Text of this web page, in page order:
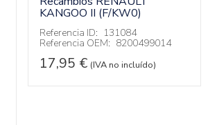
KANGOO II (F/KW0)
Referencia ID: 131084
Referencia OEM: 8200499014
17,95 € (IVA no incluído)